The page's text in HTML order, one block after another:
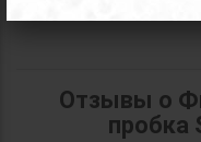
Отзывы о
пробка